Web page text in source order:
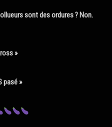
sont des ordures ? Non.
»
pasé »